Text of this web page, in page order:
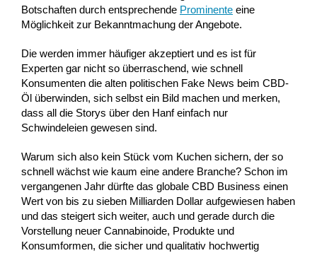
Botschaften durch entsprechende Prominente eine
Möglichkeit zur Bekanntmachung der Angebote.
Die werden immer häufiger akzeptiert und es ist für
Experten gar nicht so überraschend, wie schnell
Konsumenten die alten politischen Fake News beim CBD-
Öl überwinden, sich selbst ein Bild machen und merken,
dass all die Storys über den Hanf einfach nur
Schwindeleien gewesen sind.
Warum sich also kein Stück vom Kuchen sichern, der so
schnell wächst wie kaum eine andere Branche? Schon im
vergangenen Jahr dürfte das globale CBD Business einen
Wert von bis zu sieben Milliarden Dollar aufgewiesen haben
und das steigert sich weiter, auch und gerade durch die
Vorstellung neuer Cannabinoide, Produkte und
Konsumformen, die sicher und qualitativ hochwertig